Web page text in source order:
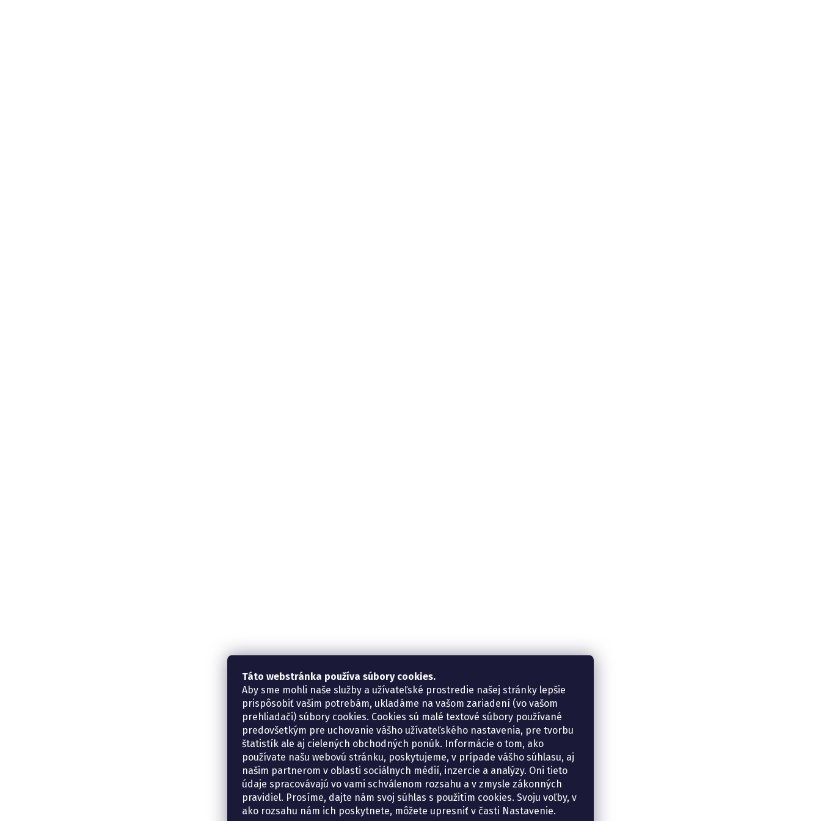
Táto webstránka používa súbory cookies.
Aby sme mohli naše služby a užívateľské prostredie našej stránky lepšie
prispôsobiť vašim potrebám, ukladáme na vašom zariadení (vo vašom
prehliadači) súbory cookies. Cookies sú malé textové súbory používané
predovšetkým pre uchovanie vášho užívateľského nastavenia, pre tvorbu
štatistík ale aj cielených obchodných ponúk. Informácie o tom, ako
používate našu webovú stránku, poskytujeme, v prípade vášho súhlasu, aj
našim partnerom v oblasti sociálnych médií, inzercie a analýzy. Oni tieto
údaje spracovávajú vo vami schválenom rozsahu a v zmysle zákonných
pravidiel. Prosíme, dajte nám svoj súhlas s použitím cookies. Svoju voľby, v
ako rozsahu nám ich poskytnete, môžete upresniť v časti Nastavenie.